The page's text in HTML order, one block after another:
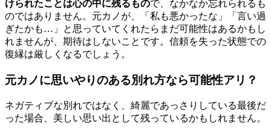
けられたことは心の中に残るもので、なかなか忘れられるも
のではありません。元カノが、「私も悪かったな」「言い過
ぎたかも…」と思っていてくれたらまだ可能性はあるかもし
れませんが、期待はしないことです。信頼を失った状態での
復縁は厳しくなるでしょう。
元カノに思いやりのある別れ方なら可能性アリ？
ネガティブな別れではなく、綺麗であっさりしている最後だ
った場合、美しい思い出として残っているかもしれません。